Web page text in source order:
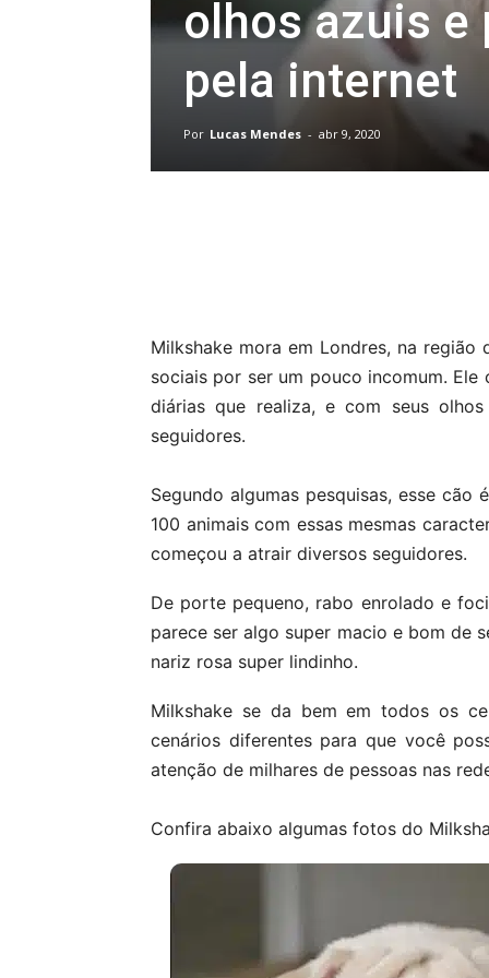
olhos azuis e
pela internet
Por Lucas Mendes - abr 9, 2020
Milkshake mora em Londres, na
sociais por ser um pouco incomum.
diárias que realiza, e com seus
seguidores.
Segundo algumas pesquisas, esse cão
100 animais com essas mesmas
começou a atrair diversos seguidores.
De porte pequeno, rabo enrolado e
parece ser algo super macio e bom de
nariz rosa super lindinho.
Milkshake se da bem em todos os
cenários diferentes para que você
atenção de milhares de pessoas nas
Confira abaixo algumas fotos do